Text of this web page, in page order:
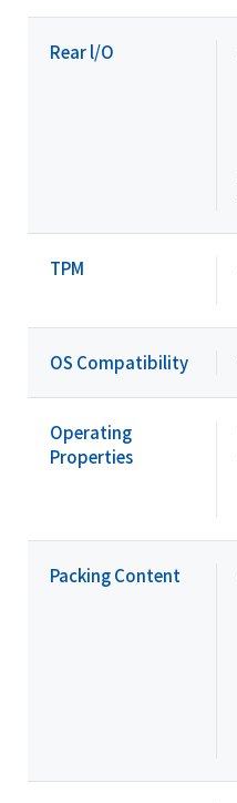
Rear l/O
TPM
OS Compatibility
Operating
Properties
Packing Content